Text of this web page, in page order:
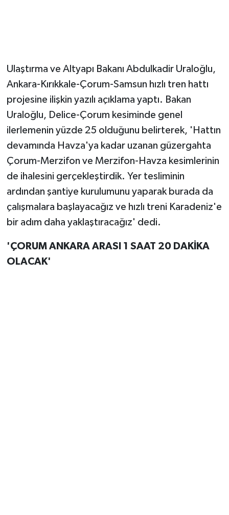
Ulaştırma ve Altyapı Bakanı Abdulkadir Uraloğlu,
Ankara-Kırıkkale-Çorum-Samsun hızlı tren hattı
projesine ilişkin yazılı açıklama yaptı. Bakan
Uraloğlu, Delice-Çorum kesiminde genel
ilerlemenin yüzde 25 olduğunu belirterek, 'Hattın
devamında Havza'ya kadar uzanan güzergahta
Çorum-Merzifon ve Merzifon-Havza kesimlerinin
de ihalesini gerçekleştirdik. Yer tesliminin
ardından şantiye kurulumunu yaparak burada da
çalışmalara başlayacağız ve hızlı treni Karadeniz'e
bir adım daha yaklaştıracağız' dedi.
'ÇORUM ANKARA ARASI 1 SAAT 20 DAKİKA
OLACAK'
Siyaset
Sokak Hayvanlarını Sahiplendirme
Sonsöz Özel
Vasıta
Yaşam